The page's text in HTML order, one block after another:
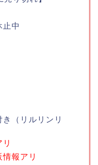
中
（リルリンリ
情報アリ